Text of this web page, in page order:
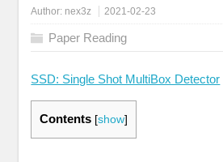
Author: nex3z 2021-02-23
Paper Reading
SSD: Single Shot MultiBox Detector
Contents [show]